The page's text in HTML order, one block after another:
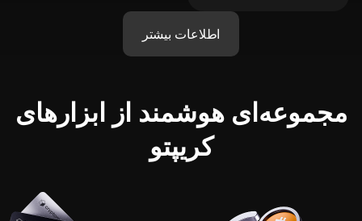
اطلاعات بیشتر
مجموعه‌ای هوشمند از ابزارهای
کریپتو